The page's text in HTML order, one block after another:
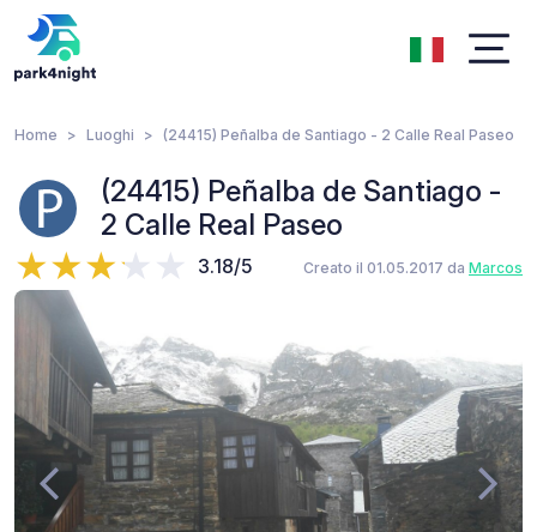
Home Luoghi (24415) Peñalba de Santiago - 2 Calle Real Paseo
(24415) Peñalba de Santiago -
2 Calle Real Paseo
3.18/5 Creato il 01.05.2017 da Marcos